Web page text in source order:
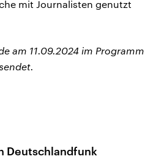
mit Journalisten genutzt
am 11.09.2024 im Programm
Deutschlandfunk